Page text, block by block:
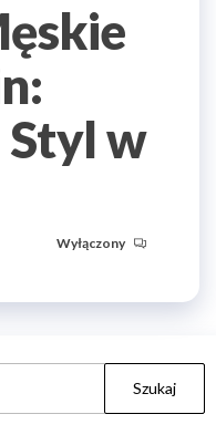
Styl w
Wyłączony